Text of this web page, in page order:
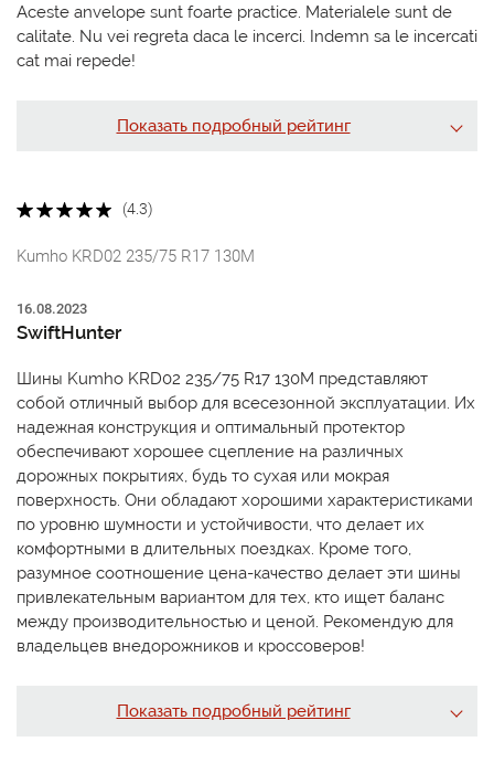
Aceste anvelope sunt foarte practice. Materialele sunt de
calitate. Nu vei regreta daca le incerci. Indemn sa le incercati
cat mai repede!
Показать подробный рейтинг
(4.3)
Kumho KRD02 235/75 R17 130M
16.08.2023
SwiftHunter
Шины Kumho KRD02 235/75 R17 130M представляют
собой отличный выбор для всесезонной эксплуатации. Их
надежная конструкция и оптимальный протектор
обеспечивают хорошее сцепление на различных
дорожных покрытиях, будь то сухая или мокрая
поверхность. Они обладают хорошими характеристиками
по уровню шумности и устойчивости, что делает их
комфортными в длительных поездках. Кроме того,
разумное соотношение цена-качество делает эти шины
привлекательным вариантом для тех, кто ищет баланс
между производительностью и ценой. Рекомендую для
владельцев внедорожников и кроссоверов!
Показать подробный рейтинг